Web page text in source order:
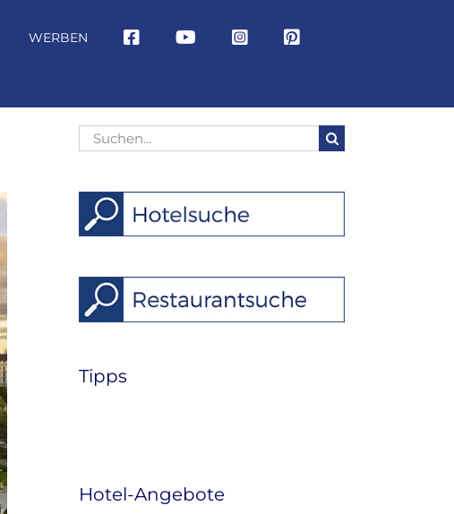
WERBEN
Suche
nach:
Tipps
Hotel-Angebote